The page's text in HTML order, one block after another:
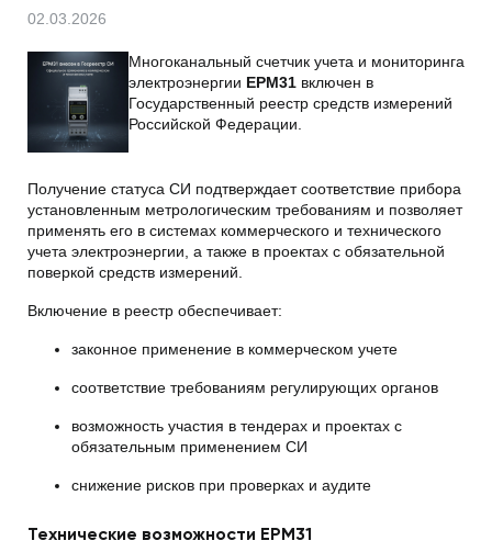
02.03.2026
Многоканальный счетчик учета и мониторинга
электроэнергии EPM31включен в
Государственный реестр средств измерений
Российской Федерации.
Получение статуса СИ подтверждает соответствие прибора
установленным метрологическим требованиям и позволяет
применять его в системах коммерческого и технического
учета электроэнергии, а также в проектах с обязательной
поверкой средств измерений.
Включение в реестр обеспечивает:
законное применение в коммерческом учете
соответствие требованиям регулирующих органов
возможность участия в тендерах и проектах с
обязательным применением СИ
снижение рисков при проверках и аудите
Технические возможности EPM31